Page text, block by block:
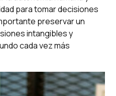
para tomar decisiones
preservar un
intangibles y
cada vez más